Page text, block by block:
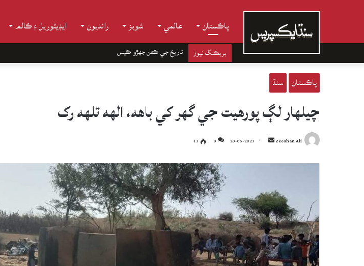
پاڪستان عالمي شوبز رانديون ايڊيٽوريل ۽ ڪالم
بريڪنگ نيوز تاريخ جي ڪفن جھڙو ڪيس
پاڪستان سنڌ
چيلهار لڳ پورهيت جي گهر کي باهه، الهه تلهه رک
Zeeshan Ali
Send
email
20-05-2023
0
13